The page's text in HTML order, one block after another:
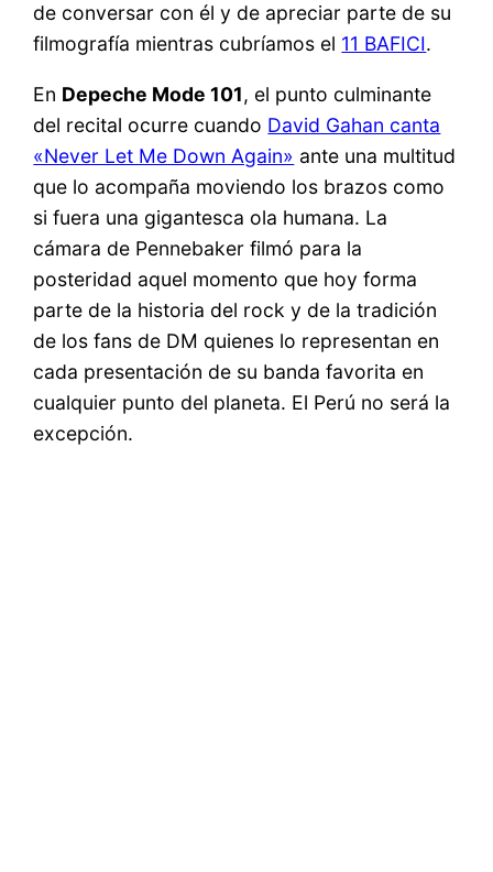
de conversar con él y de apreciar parte de su
filmografía mientras cubríamos el 11 BAFICI.
En Depeche Mode 101, el punto culminante
del recital ocurre cuando David Gahan canta
«Never Let Me Down Again» ante una multitud
que lo acompaña moviendo los brazos como
si fuera una gigantesca ola humana. La
cámara de Pennebaker filmó para la
posteridad aquel momento que hoy forma
parte de la historia del rock y de la tradición
de los fans de DM quienes lo representan en
cada presentación de su banda favorita en
cualquier punto del planeta. El Perú no será la
excepción.